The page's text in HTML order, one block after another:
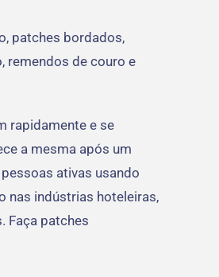
patches bordados,
remendos de couro e
rapidamente e se
a mesma após um
ativas usando
nas indústrias hoteleiras,
Faça patches